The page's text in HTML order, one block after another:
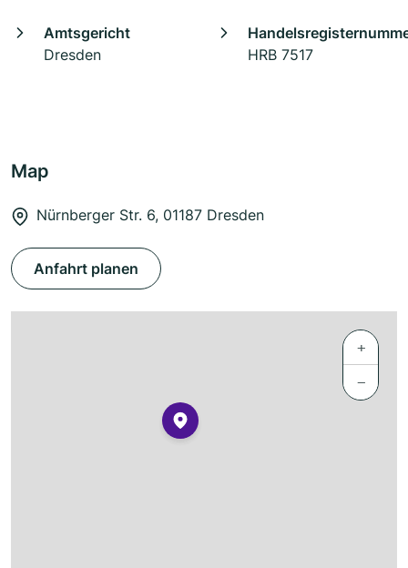
Amtsgericht
Dresden
HRB 7517
Map
Nürnberger Str. 6, 01187 Dresden
Anfahrt planen
+
−